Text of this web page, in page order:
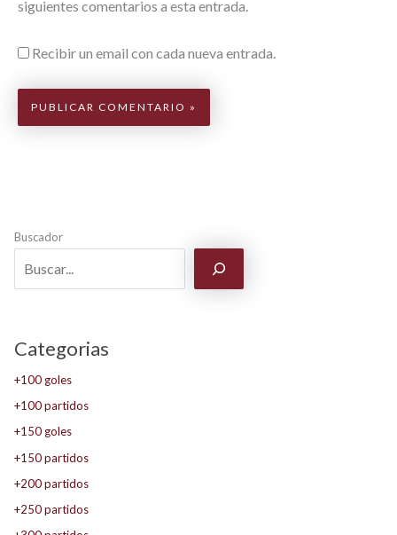
siguientes comentarios a esta entrada.
Recibir un email con cada nueva entrada.
Buscador
Categorias
+100 goles
+100 partidos
+150 goles
+150 partidos
+200 partidos
+250 partidos